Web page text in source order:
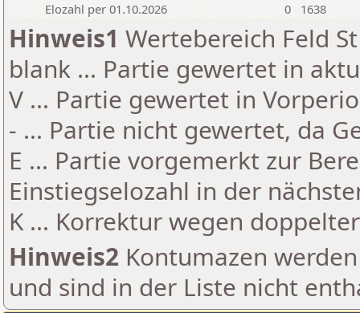
Elozahl per 01.10.2026
0 1638
Hinweis1 Wertebereich Feld
blank ... Partie gewertet in
V ... Partie gewertet in
- ... Partie nicht gewertet, da
E ... Partie vorgemerkt zur
Einstiegselozahl in der
K ... Korrektur wegen
Hinweis2 Kontumazen
und sind in der Liste nicht